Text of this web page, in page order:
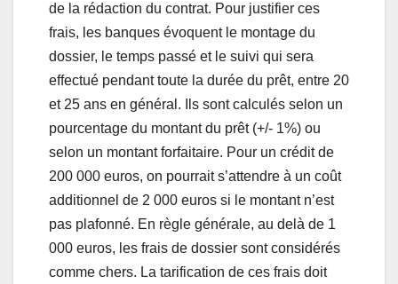
de la rédaction du contrat. Pour justifier ces
frais, les banques évoquent le montage du
dossier, le temps passé et le suivi qui sera
effectué pendant toute la durée du prêt, entre 20
et 25 ans en général. Ils sont calculés selon un
pourcentage du montant du prêt (+/- 1%) ou
selon un montant forfaitaire. Pour un crédit de
200 000 euros, on pourrait s’attendre à un coût
additionnel de 2 000 euros si le montant n’est
pas plafonné. En règle générale, au delà de 1
000 euros, les frais de dossier sont considérés
comme chers. La tarification de ces frais doit